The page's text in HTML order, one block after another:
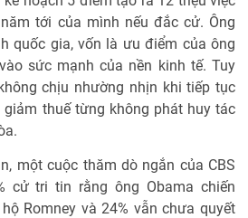
tới của mình nếu đắc cử. Ông
quốc gia, vốn là ưu điểm của ông
sức mạnh của nền kinh tế. Tuy
chịu nhường nhịn khi tiếp tục
giảm thuế từng không phát huy tác
một cuộc thăm dò ngắn của CBS
cử tri tin rằng ông Obama chiến
Romney và 24% vẫn chưa quyết